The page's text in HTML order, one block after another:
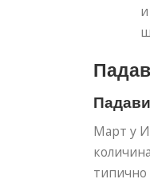
Март у
типично